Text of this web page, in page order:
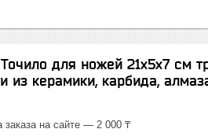
для ножей 21x5x7 см
из керамики, карбида,
на сайте — 2 000 ₸